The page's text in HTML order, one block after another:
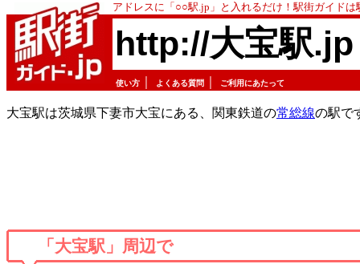
アドレスに「○○駅.jp」と入れるだけ！駅街ガイド
http://大宝駅.jp
使い方 よくある質問 ご利用にあたって
大宝駅は茨城県下妻市大宝にある、関東鉄道の常総線の駅で
「大宝駅」周辺で